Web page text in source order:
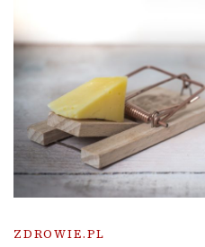
ZDROWIE.PL